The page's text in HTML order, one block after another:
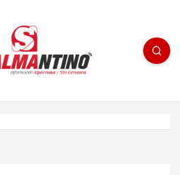
- medios/noticias/editorial